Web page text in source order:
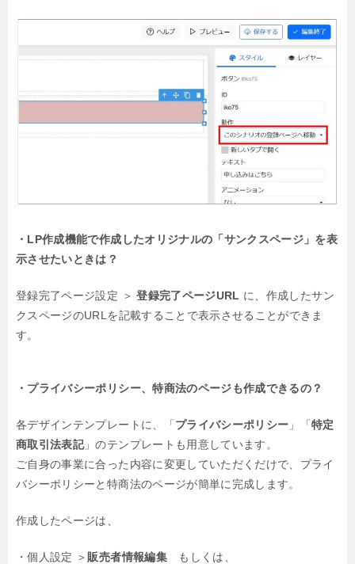
・LP作成機能で作成したオリジナルの「サンクスページ」を表
示させたいときは？
登録完了ページ設定 ＞登録完了ページURL に、作成したサン
クスページのURLを記載することで表示させることができま
す。
・プライバシーポリシー、特商法のページも作成できるの？
各デザインテンプレートに、「プライバシーポリシー 」「特定
商取引法表記」のテンプレートも用意しています。
ご自身の事業に合った内容に変更していただくだけで、プライ
バシーポリシーと特商法のページが簡単に完成します。
作成したページは、
・個人設定 ＞ 販売者情報編集もしくは、